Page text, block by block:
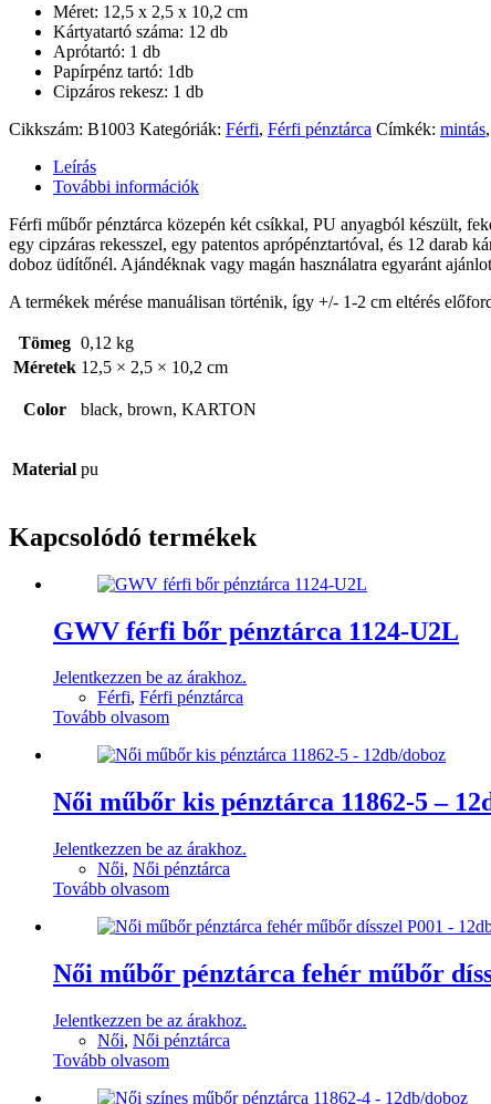
Méret: 12,5 x 2,5 x 10,2 cm
Kártyatartó száma: 12 db
Aprótartó: 1 db
Papírpénz tartó: 1db
Cipzáros rekesz: 1 db
Cikkszám: B1003 Kategóriák: Férfi, Férfi pénztárca Címkék: mintás,
Leírás
További információk
Férfi műbőr pénztárca közepén két csíkkal, PU anyagból készült,
egy cipzáras rekesszel, egy patentos aprópénztartóval, és 12 darab
doboz üdítőnél. Ajándéknak vagy magán használatra egyaránt
A termékek mérése manuálisan történik, így +/- 1-2 cm eltérés
Tömeg 0,12 kg
Méretek 12,5 × 2,5 × 10,2 cm
Color black, brown, KARTON
Material pu
Kapcsolódó termékek
GWV férfi bőr pénztárca 1124-U2L
Jelentkezzen be az árakhoz.
Férfi, Férfi pénztárca
Tovább olvasom
Női műbőr kis pénztárca 11862-5 –
Jelentkezzen be az árakhoz.
Női, Női pénztárca
Tovább olvasom
Női műbőr pénztárca fehér műbőr
Jelentkezzen be az árakhoz.
Női, Női pénztárca
Tovább olvasom